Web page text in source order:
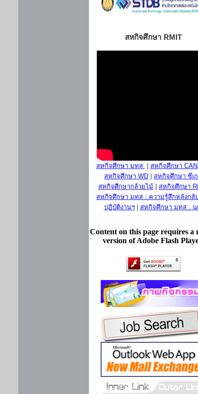
สหกิจศึกษา RMIT
สหกิจศึกษา มทส.
สหกิจศึกษา
สหกิจศึกษา WD
สหกิจศึกษา ซีเ
สหกิจศึกษากล้วยไม้
สหกิจศึกษา
สหกิจศึกษา มทส : ความรู้สึกหลังกลั
ปฏิบัติงานฯ| สหกิจศึกษา มทส : น
Content on this page requires a
version of Adobe Flash